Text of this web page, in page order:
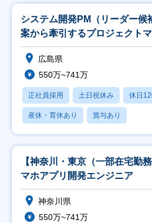
システム開発PM（リーダー候
案から牽引するプロジェクト
広島県
550万~741万
正社員採用 土日祝休み 休日
産休・育休あり 賞与あり
【神奈川・東京（一部在宅勤
マホアプリ開発エンジニア
神奈川県
550万~741万